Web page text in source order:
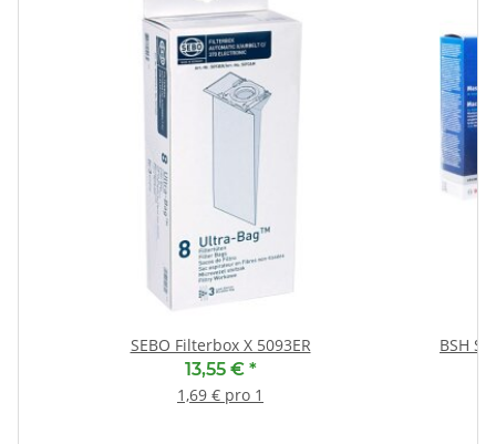
SEBO Filterbox X 5093ER
13,55 € *
1,69 € pro 1
BSH